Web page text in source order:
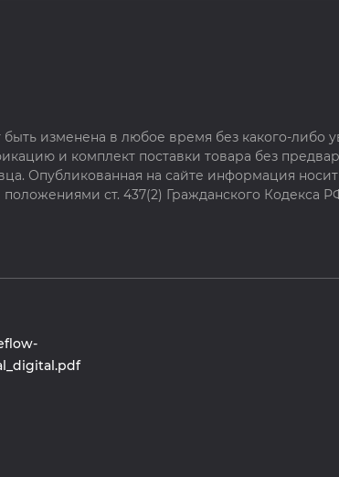
изменена в любое время без какого-либо
и комплект поставки товара без
Опубликованная на сайте информация
ст. 437(2) Гражданского Кодекса